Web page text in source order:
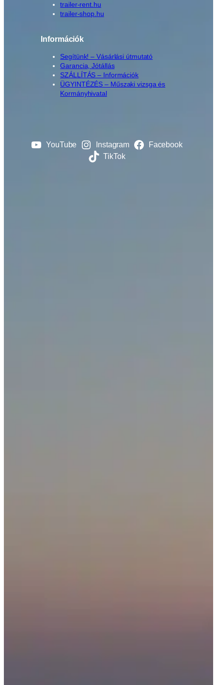
trailer-rent.hu
trailer-shop.hu
Információk
Segítünk! – Vásárlási útmutató
Garancia, Jótállás
SZÁLLÍTÁS – Információk
ÜGYINTÉZÉS – Műszaki vizsga és
Kormányhivatal
YouTube Instagram
Facebook
TikTok